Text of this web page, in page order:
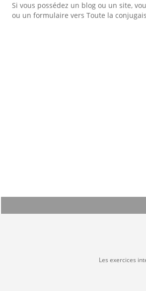
Si vous possédez un blog ou un site,
ou un formulaire vers Toute la
Les exercices